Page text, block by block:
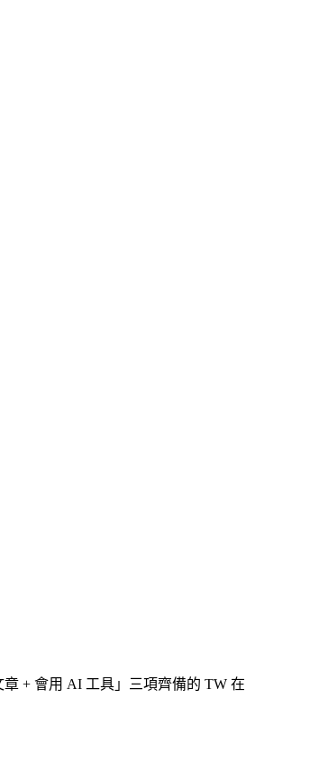
+ 會用 AI 工具」三項齊備的 TW 在